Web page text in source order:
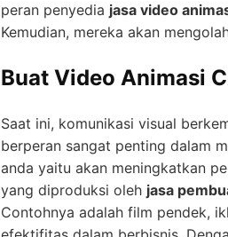
peran penyedia jasa video
Kemudian, mereka akan
Buat Video Animasi
Saat ini, komunikasi visual
berperan sangat penting dalam
anda yaitu akan meningkatkan
yang diproduksi oleh jasa
Contohnya adalah film pendek,